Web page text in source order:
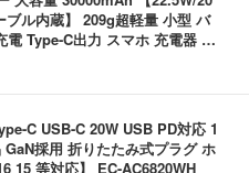
ブル内蔵】 209g超軽量 小型 バ
電 Type-C出力 スマホ 充電器 LC
アウトドア/旅行/出張/防災/緊
種他対応 機内持込可 (高級白い)
C USB-C 20W USB PD対応 1
採用 折りたたみ式プラグ ホ
15 等対応】 EC-AC6820WH